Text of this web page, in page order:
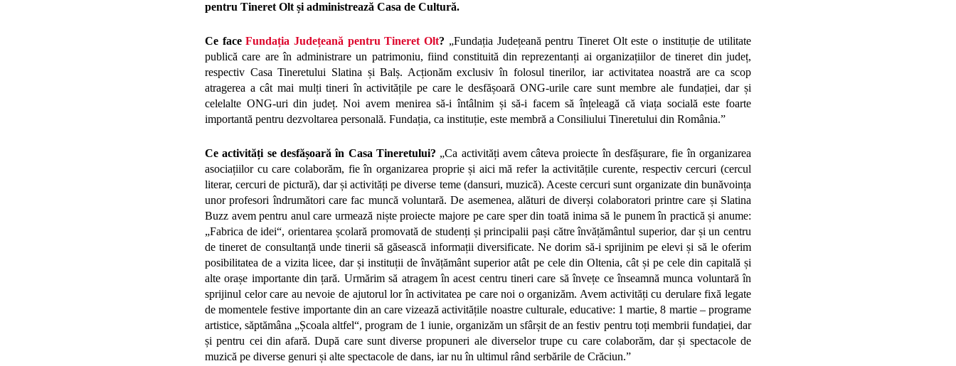
pentru Tineret Olt și administrează Casa de Cultură.
Ce faceFundația Județeană pentru Tineret Olt? „Fundația Județeană pentru Tineret Olt este o instituție de utilitate
publică care are în administrare un patrimoniu, fiind constituită din reprezentanți ai organizațiilor de tineret din județ,
respectiv Casa Tineretului Slatina și Balș. Acționăm exclusiv în folosul tinerilor, iar activitatea noastră are ca scop
atragerea a cât mai mulți tineri în activitățile pe care le desfășoară ONG-urile care sunt membre ale fundației, dar și
celelalte ONG-uri din județ. Noi avem menirea să-i întâlnim și să-i facem să înțeleagă că viața socială este foarte
importantă pentru dezvoltarea personală. Fundația, ca instituție, este membră a Consiliului Tineretului din România.”
Ce activități se desfășoară în Casa Tineretului? „Ca activități avem câteva proiecte în desfășurare, fie în organizarea
asociațiilor cu care colaborăm, fie în organizarea proprie și aici mă refer la activitățile curente, respectiv cercuri (cercul
literar, cercuri de pictură), dar și activități pe diverse teme (dansuri, muzică). Aceste cercuri sunt organizate din bunăvoința
unor profesori îndrumători care fac muncă voluntară. De asemenea, alături de diverși colaboratori printre care și Slatina
Buzz avem pentru anul care urmează niște proiecte majore pe care sper din toată inima să le punem în practică și anume:
„Fabrica de idei“, orientarea școlară promovată de studenți și principalii pași către învățământul superior, dar și un centru
de tineret de consultanță unde tinerii să găsească informații diversificate. Ne dorim să-i sprijinim pe elevi și să le oferim
posibilitatea de a vizita licee, dar și instituții de învățământ superior atât pe cele din Oltenia, cât și pe cele din capitală și
alte orașe importante din țară. Urmărim să atragem în acest centru tineri care să învețe ce înseamnă munca voluntară în
sprijinul celor care au nevoie de ajutorul lor în activitatea pe care noi o organizăm. Avem activități cu derulare fixă legate
de momentele festive importante din an care vizează activitățile noastre culturale, educative: 1 martie, 8 martie – programe
artistice, săptămâna „Școala altfel“, program de 1 iunie, organizăm un sfârșit de an festiv pentru toți membrii fundației, dar
și pentru cei din afară. După care sunt diverse propuneri ale diverselor trupe cu care colaborăm, dar și spectacole de
muzică pe diverse genuri și alte spectacole de dans, iar nu în ultimul rând serbările de Crăciun.”